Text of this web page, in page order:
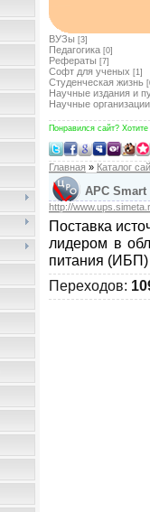
ВУЗы [3]
Педагогика [0]
Рефераты [7]
Софт для ученых [1]
Студенческая жизнь
Научные издания и
Научные организации
Понравился сайт?
Главная » Каталог
APC Smart
http://
Поставка
лидером в
питания (ИБП)
Переходов: